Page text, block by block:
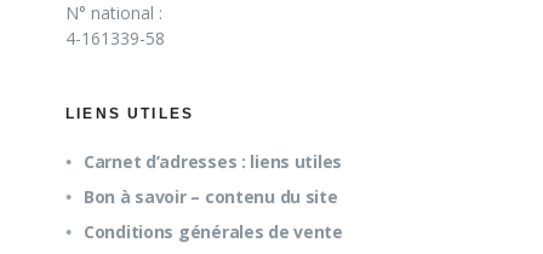
N° national :
4-161339-58
LIENS UTILES
Carnet d’adresses : liens utiles
Bon à savoir – contenu du site
Conditions générales de vente